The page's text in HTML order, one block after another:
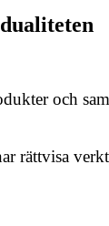
och
rättvisa